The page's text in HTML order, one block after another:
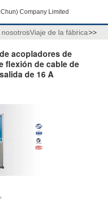
Company Limited
nosotrosViaje de la fábrica>>
acopladores de
flexión de cable de
de 16 A